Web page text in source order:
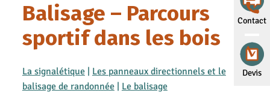
Contact
Devis
Balisage – Parcours
sportif dans les bois
La signalétique| Les panneaux directionnels et le
balisage de randonnée| Le balisage